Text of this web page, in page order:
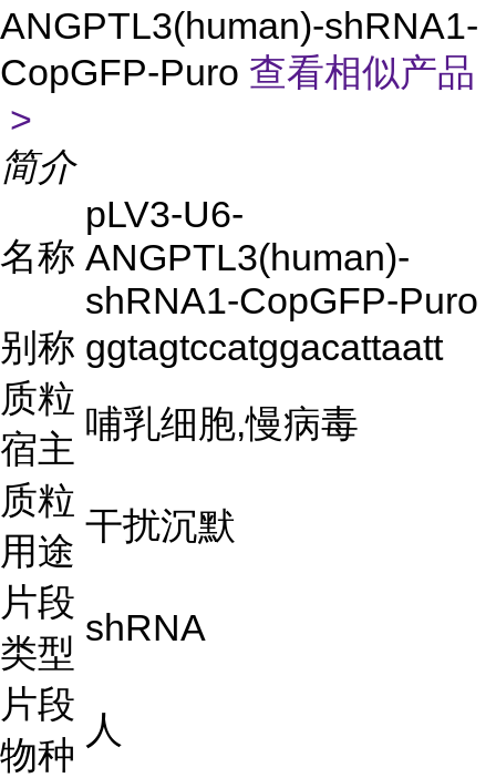
ANGPTL3(human)-shRNA1-
CopGFP-Puro 查看相似产品
>
简介
名称
pLV3-U6-
ANGPTL3(human)-
shRNA1-CopGFP-Puro
别称 ggtagtccatggacattaatt
质粒
宿主
哺乳细胞,慢病毒
质粒
用途
干扰沉默
片段
类型
shRNA
片段
物种
人